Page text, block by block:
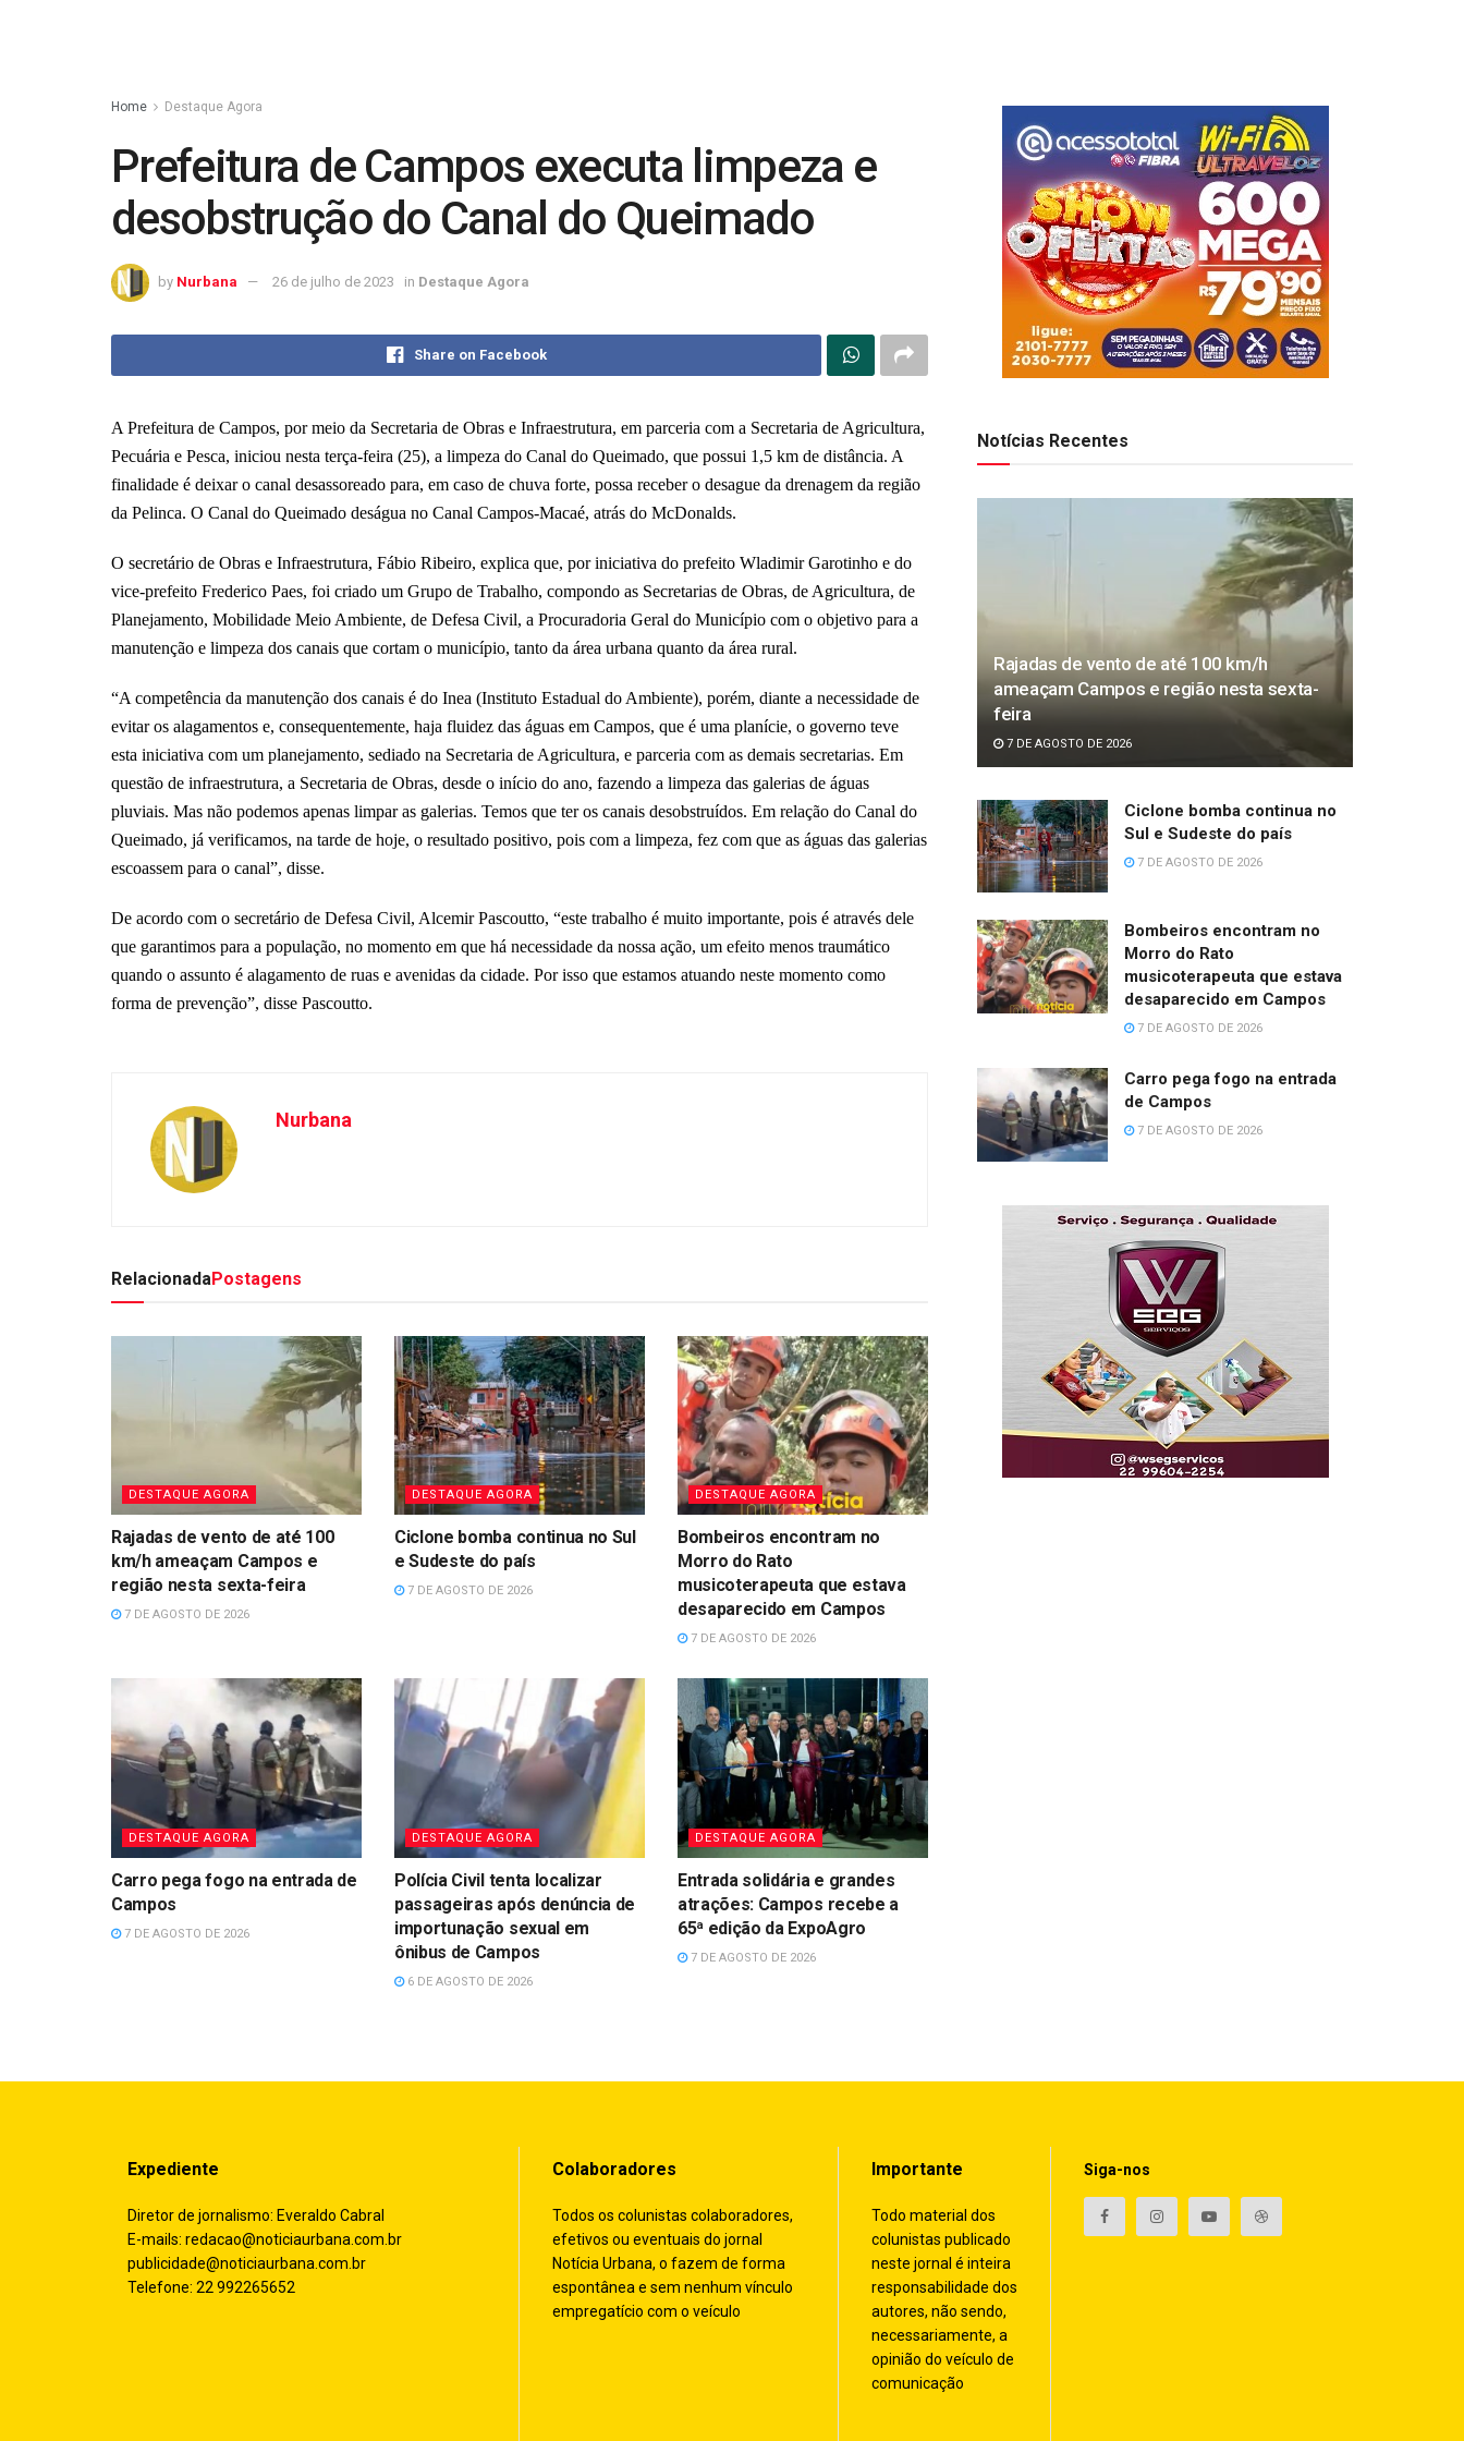
Home Destaque Agora
Prefeitura de Campos executa limpeza e
desobstrução do Canal do Queimado
by Nurbana 26 de julho de 2023 in Destaque Agora
Share on Facebook
A Prefeitura de Campos, por meio da Secretaria de Obras e Infraestrutura, em parceria com a Secretaria de Agricultura,
Pecuária e Pesca, iniciou nesta terça-feira (25), a limpeza do Canal do Queimado, que possui 1,5 km de distância. A
finalidade é deixar o canal desassoreado para, em caso de chuva forte, possa receber o desague da drenagem da região
da Pelinca. O Canal do Queimado deságua no Canal Campos-Macaé, atrás do McDonalds.
O secretário de Obras e Infraestrutura, Fábio Ribeiro, explica que, por iniciativa do prefeito Wladimir Garotinho e do
vice-prefeito Frederico Paes, foi criado um Grupo de Trabalho, compondo as Secretarias de Obras, de Agricultura, de
Planejamento, Mobilidade Meio Ambiente, de Defesa Civil, a Procuradoria Geral do Município com o objetivo para a
manutenção e limpeza dos canais que cortam o município, tanto da área urbana quanto da área rural.
“A competência da manutenção dos canais é do Inea (Instituto Estadual do Ambiente), porém, diante a necessidade de
evitar os alagamentos e, consequentemente, haja fluidez das águas em Campos, que é uma planície, o governo teve
esta iniciativa com um planejamento, sediado na Secretaria de Agricultura, e parceria com as demais secretarias. Em
questão de infraestrutura, a Secretaria de Obras, desde o início do ano, fazendo a limpeza das galerias de águas
pluviais. Mas não podemos apenas limpar as galerias. Temos que ter os canais desobstruídos. Em relação do Canal do
Queimado, já verificamos, na tarde de hoje, o resultado positivo, pois com a limpeza, fez com que as águas das galerias
escoassem para o canal”, disse.
De acordo com o secretário de Defesa Civil, Alcemir Pascoutto, “este trabalho é muito importante, pois é através dele
que garantimos para a população, no momento em que há necessidade da nossa ação, um efeito menos traumático
quando o assunto é alagamento de ruas e avenidas da cidade. Por isso que estamos atuando neste momento como
forma de prevenção”, disse Pascoutto.
Nurbana
RelacionadaPostagens
DESTAQUE AGORA
Rajadas de vento de até 100
km/h ameaçam Campos e
região nesta sexta-feira
7 DE AGOSTO DE 2026
DESTAQUE AGORA
Ciclone bomba continua no Sul
e Sudeste do país
7 DE AGOSTO DE 2026
DESTAQUE AGORA
Bombeiros encontram no
Morro do Rato
musicoterapeuta que estava
desaparecido em Campos
7 DE AGOSTO DE 2026
DESTAQUE AGORA
Carro pega fogo na entrada de
Campos
7 DE AGOSTO DE 2026
DESTAQUE AGORA
Polícia Civil tenta localizar
passageiras após denúncia de
importunação sexual em
ônibus de Campos
6 DE AGOSTO DE 2026
DESTAQUE AGORA
Entrada solidária e grandes
atrações: Campos recebe a
65ª edição da ExpoAgro
7 DE AGOSTO DE 2026
Notícias Recentes
Rajadas de vento de até 100 km/h
ameaçam Campos e região nesta sexta-
feira
7 DE AGOSTO DE 2026
Ciclone bomba continua no
Sul e Sudeste do país
7 DE AGOSTO DE 2026
Bombeiros encontram no
Morro do Rato
musicoterapeuta que estava
desaparecido em Campos
7 DE AGOSTO DE 2026
Carro pega fogo na entrada
de Campos
7 DE AGOSTO DE 2026
Expediente
Diretor de jornalismo: Everaldo Cabral
E-mails: redacao@noticiaurbana.com.br
publicidade@noticiaurbana.com.br
Telefone: 22 992265652
Colaboradores
Todos os colunistas colaboradores,
efetivos ou eventuais do jornal
Notícia Urbana, o fazem de forma
espontânea e sem nenhum vínculo
empregatício com o veículo
Importante
Todo material dos
colunistas publicado
neste jornal é inteira
responsabilidade dos
autores, não sendo,
necessariamente, a
opinião do veículo de
comunicação
Siga-nos